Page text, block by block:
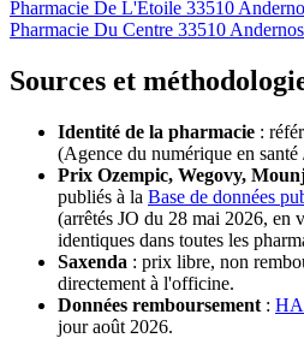
Pharmacie De L'Etoile 33510
Pharmacie Du Centre 33510
Sources et
Identité de la pharmacie :
(Agence du numérique en
Prix Ozempic, Wegovy,
publiés à la Base de données
(arrêtés JO du 28 mai 2026,
identiques dans toutes les
Saxenda : prix libre, non
directement à l'officine.
Données remboursement :
jour août 2026.